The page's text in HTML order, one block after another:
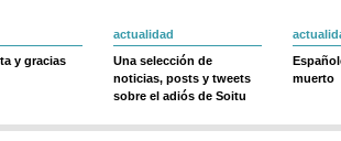
y gracias
actualidad
Una selección de
noticias, posts y tweets
sobre el adiós de Soitu
muerto